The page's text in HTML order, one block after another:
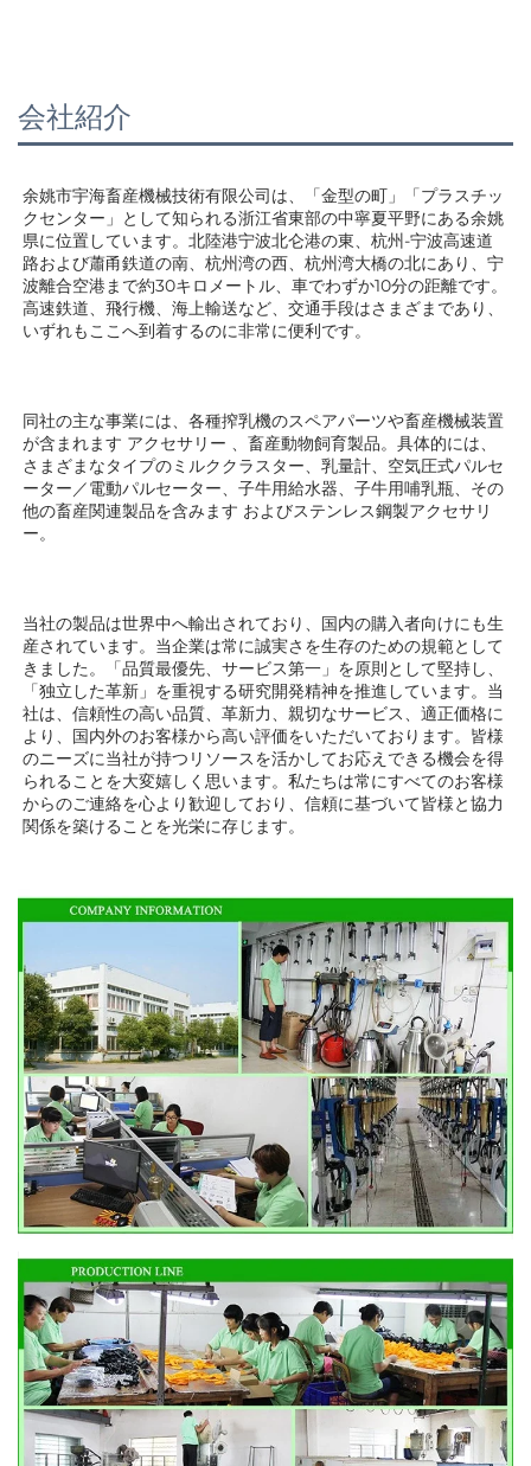
会社紹介
余姚市宇海畜産機械技術有限公司は、「金型の町」「プラスチッ
クセンター」として知られる浙江省東部の中寧夏平野にある余姚
県に位置しています。北陸港宁波北仑港の東、杭州-宁波高速道
路および蕭甬鉄道の南、杭州湾の西、杭州湾大橋の北にあり、宁
波離合空港まで約30キロメートル、車でわずか10分の距離です。
高速鉄道、飛行機、海上輸送など、交通手段はさまざまであり、
いずれもここへ到着するのに非常に便利です。
同社の主な事業には、各種搾乳機のスペアパーツや畜産機械装置
が含まれます アクセサリー 、畜産動物飼育製品。具体的には、
さまざまなタイプのミルククラスター、乳量計、空気圧式パルセ
ーター／電動パルセーター、子牛用給水器、子牛用哺乳瓶、その
他の畜産関連製品を含みます およびステンレス鋼製アクセサリ
ー。
当社の製品は世界中へ輸出されており、国内の購入者向けにも生
産されています。当企業は常に誠実さを生存のための規範として
きました。「品質最優先、サービス第一」を原則として堅持し、
「独立した革新」を重視する研究開発精神を推進しています。当
社は、信頼性の高い品質、革新力、親切なサービス、適正価格に
より、国内外のお客様から高い評価をいただいております。皆様
のニーズに当社が持つリソースを活かしてお応えできる機会を得
られることを大変嬉しく思います。私たちは常にすべてのお客様
からのご連絡を心より歓迎しており、信頼に基づいて皆様と協力
関係を築けることを光栄に存じます。